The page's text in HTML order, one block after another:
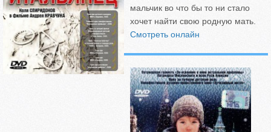
мальчик во что бы то ни стало
хочет найти свою родную мать.
Смотреть онлайн